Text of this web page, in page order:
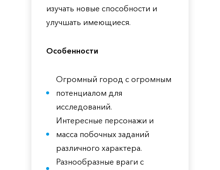
изучать новые способности и
улучшать имеющиеся.
Особенности
Огромный город с огромным
потенциалом для
исследований.
Интересные персонажи и
масса побочных заданий
различного характера.
Разнообразные враги с